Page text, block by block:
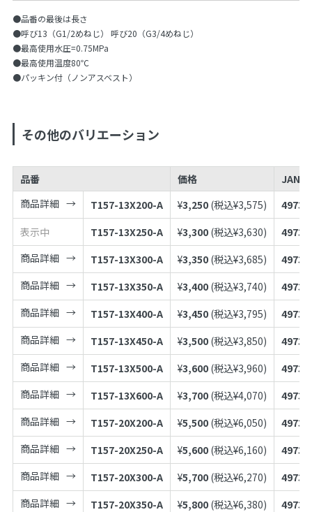
●品番の最後は長さ
●呼び13（G1/2めねじ） 呼び20（G3/4めねじ）
●最高使用水圧=0.75MPa
●最高使用温度80℃
●パッキン付（ノンアスベスト）
その他のバリエーション
品番 価格
JAN
商品詳細
T157-13X200-A ¥3,250 (税込¥3,575)
表示中
T157-13X250-A ¥3,300 (税込¥3,630)
商品詳細
T157-13X300-A ¥3,350 (税込¥3,685)
商品詳細
T157-13X350-A ¥3,400 (税込¥3,740)
商品詳細
T157-13X400-A ¥3,450 (税込¥3,795)
商品詳細
T157-13X450-A ¥3,500 (税込¥3,850)
商品詳細
T157-13X500-A ¥3,600 (税込¥3,960)
商品詳細
T157-13X600-A ¥3,700 (税込¥4,070)
商品詳細
T157-20X200-A ¥5,500 (税込¥6,050)
商品詳細
T157-20X250-A ¥5,600 (税込¥6,160)
商品詳細
T157-20X300-A ¥5,700 (税込¥6,270)
商品詳細
T157-20X350-A ¥5,800 (税込¥6,380)